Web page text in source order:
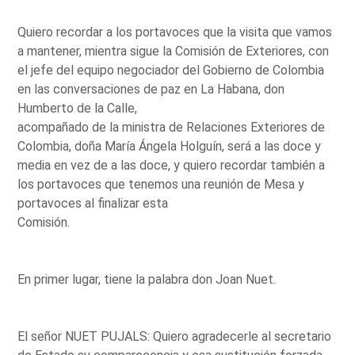
Quiero recordar a los portavoces que la visita que vamos
a mantener, mientra sigue la Comisión de Exteriores, con
el jefe del equipo negociador del Gobierno de Colombia
en las conversaciones de paz en La Habana, don
Humberto de la Calle,
acompañado de la ministra de Relaciones Exteriores de
Colombia, doña María Ángela Holguín, será a las doce y
media en vez de a las doce, y quiero recordar también a
los portavoces que tenemos una reunión de Mesa y
portavoces al finalizar esta
Comisión.
En primer lugar, tiene la palabra don Joan Nuet.
El señor NUET PUJALS: Quiero agradecerle al secretario